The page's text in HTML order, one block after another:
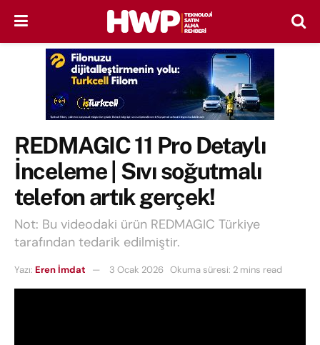
REDMAGIC 11 Pro Detaylı
İnceleme | Sıvı soğutmalı
telefon artık gerçek!
Not: Bu videodaki ürün REDMAGIC Türkiye
tarafından tedarik edilmiştir.
Yazı: Eren İmdat 3 Ocak 2026 Okuma süresi: 2 mins read